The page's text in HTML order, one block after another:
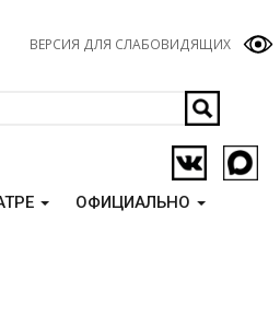
ВЕРСИЯ ДЛЯ СЛАБОВИДЯЩИХ
ОФИЦИАЛЬНО